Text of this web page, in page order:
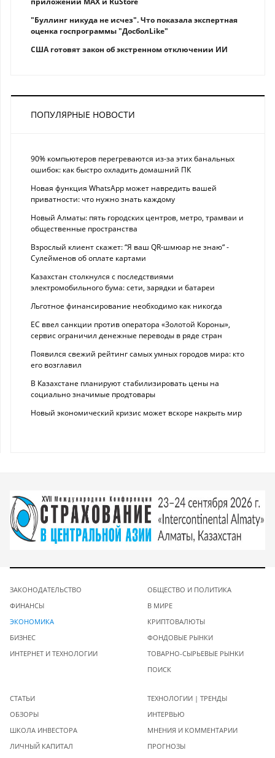
"Буллинг никуда не исчез". Что показала экспертная
оценка госпрограммы "ДосболLike"
США готовят закон об экстренном отключении ИИ
ПОПУЛЯРНЫЕ НОВОСТИ
90% компьютеров перегреваются из-за этих банальных
ошибок: как быстро охладить домашний ПК
Новая функция WhatsApp может навредить вашей
приватности: что нужно знать каждому
Новый Алматы: пять городских центров, метро, трамваи и
общественные пространства
Взрослый клиент скажет: “Я ваш QR-шмюар не знаю“ -
Сулейменов об оплате картами
Казахстан столкнулся с последствиями
электромобильного бума: сети, зарядки и батареи
Льготное финансирование необходимо как никогда
ЕС ввел санкции против оператора «Золотой Короны»,
сервис ограничил денежные переводы в ряде стран
Появился свежий рейтинг самых умных городов мира: кто
его возглавил
В Казахстане планируют стабилизировать цены на
социально значимые продтовары
Новый экономический кризис может вскоре накрыть мир
ЗАКОНОДАТЕЛЬСТВО
ФИНАНСЫ
ЭКОНОМИКА
БИЗНЕС
ИНТЕРНЕТ И ТЕХНОЛОГИИ
ОБЩЕСТВО И ПОЛИТИКА
В МИРЕ
КРИПТОВАЛЮТЫ
ФОНДОВЫЕ РЫНКИ
ТОВАРНО-СЫРЬЕВЫЕ РЫНКИ
ПОИСК
СТАТЬИ
ОБЗОРЫ
ШКОЛА ИНВЕСТОРА
ЛИЧНЫЙ КАПИТАЛ
ТЕХНОЛОГИИ | ТРЕНДЫ
ИНТЕРВЬЮ
МНЕНИЯ И КОММЕНТАРИИ
ПРОГНОЗЫ